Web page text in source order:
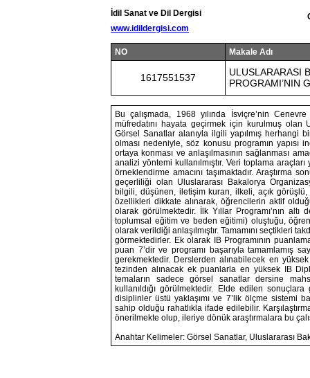
İdil Sanat ve Dil Dergisi
www.idildergisi.com
NO Makale Adı
1617551537
ULUSLARARASI
PROGRAMI’NIN
Bu çalışmada, 1968 yılında İsviçre’nin
müfredatını hayata geçirmek için kurulmuş olan
Görsel Sanatlar alanıyla ilgili yapılmış herhangi
olması nedeniyle, söz konusu programın
ortaya konması ve anlaşılmasının sağlanması
analizi yöntemi kullanılmıştır. Veri toplama
örneklendirme amacını taşımaktadır. Araştırma
geçerliliği olan Uluslararası Bakalorya
bilgili, düşünen, iletişim kuran, ilkeli, açık
özellikleri dikkate alınarak, öğrencilerin aktif
olarak görülmektedir. İlk Yıllar Programı’nın
toplumsal eğitim ve beden eğitimi) oluştuğu,
olarak verildiği anlaşılmıştır. Tamamını seçtikleri
görmektedirler. Ek olarak IB Programının
puan 7’dir ve programı başarıyla tamamlamış
gerekmektedir. Derslerden alınabilecek en
tezinden alınacak ek puanlarla en yüksek IB
temaların sadece görsel sanatlar dersine
kullanıldığı görülmektedir. Elde edilen sonuçlara
disiplinler üstü yaklaşımı ve 7’lik ölçme sistemi
sahip olduğu rahatlıkla ifade edilebilir.
önerilmekte olup, ileriye dönük araştırmalara bu
Anahtar Kelimeler: Görsel Sanatlar, Uluslararası